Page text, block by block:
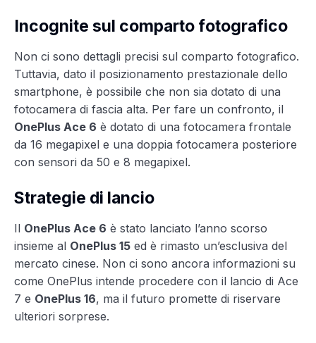
Incognite sul comparto fotografico
Non ci sono dettagli precisi sul comparto fotografico.
Tuttavia, dato il posizionamento prestazionale dello
smartphone, è possibile che non sia dotato di una
fotocamera di fascia alta. Per fare un confronto, il
OnePlus Ace 6 è dotato di una fotocamera frontale
da 16 megapixel e una doppia fotocamera posteriore
con sensori da 50 e 8 megapixel.
Strategie di lancio
Il OnePlus Ace 6 è stato lanciato l’anno scorso
insieme al OnePlus 15 ed è rimasto un’esclusiva del
mercato cinese. Non ci sono ancora informazioni su
come OnePlus intende procedere con il lancio di Ace
7 e OnePlus 16, ma il futuro promette di riservare
ulteriori sorprese.